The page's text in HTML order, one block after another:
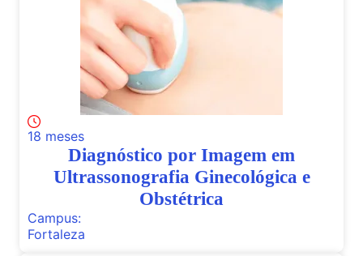
18 meses
Diagnóstico por Imagem em
Ultrassonografia Ginecológica e
Obstétrica
Campus:
Fortaleza